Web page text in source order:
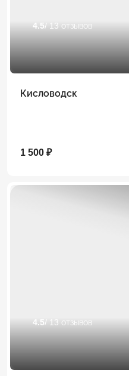
4.5/ 13 отзывов
Кисловодск
1 500 ₽
4.5/ 13 отзывов